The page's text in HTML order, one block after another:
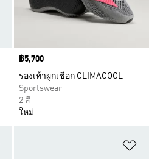
Price
฿5,700
รองเท้าผูกเชือก CLIMACOOL
Sportswear
2 สี
ใหม่